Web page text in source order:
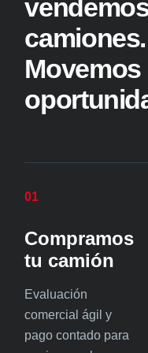
camiones.
Movemos
01
Compramos
tu camión
Evaluación
comercial ágil y
pago contado para